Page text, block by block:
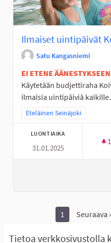
Tietoa verkkosivustolla
Ilmaiset uintipäivät
Satu Kangasniemi
EI ETENE ÄÄNESTYKSEEN
Käytetään budjettiraha
ilmaisia uintipäiviä
Rajaa tulokset teeman
Eteläinen Seinäjoki
LUONTIAIKA
31.01.2025
1
1 Seuraava ›